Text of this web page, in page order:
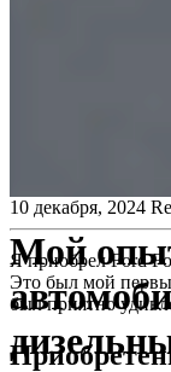
Мой
10 декабря, 2024
Я приобрел Ford
Это был мой
был приятно